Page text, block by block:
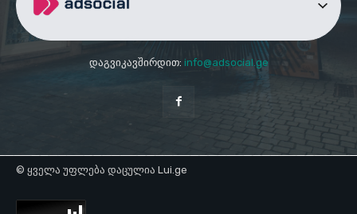
დაგვიკავშირდით: info@adsocial.ge
© ყველა უფლება დაცულია Lui.ge